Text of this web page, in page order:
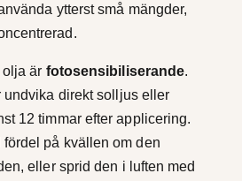
ytterst små mängder,
olja är fotosensibiliserande.
undvika direkt solljus eller
12 timmar efter applicering.
på kvällen om den
eller sprid den i luften med